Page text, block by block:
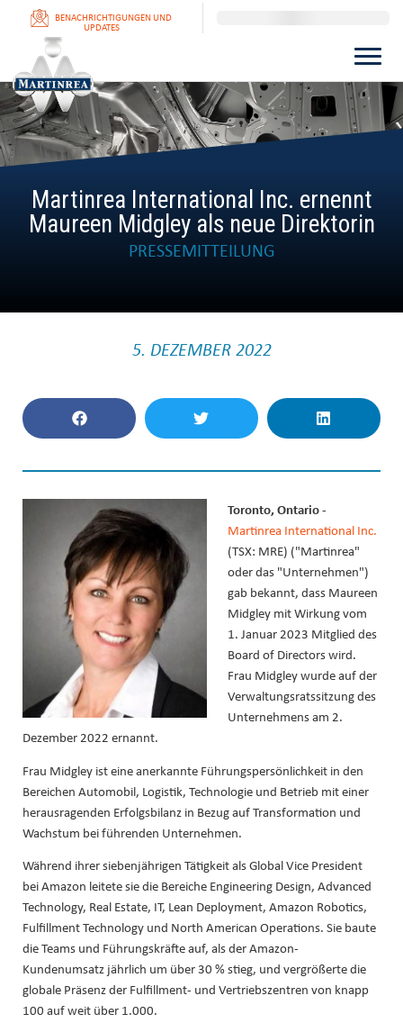
BENACHRICHTIGUNGEN UND
UPDATES
Martinrea International Inc. ernennt
Maureen Midgley als neue Direktorin
PRESSEMITTEILUNG
5. DEZEMBER 2022
Toronto, Ontario -
Martinrea International Inc.
(TSX: MRE) ("Martinrea"
oder das "Unternehmen")
gab bekannt, dass Maureen
Midgley mit Wirkung vom
1. Januar 2023 Mitglied des
Board of Directors wird.
Frau Midgley wurde auf der
Verwaltungsratssitzung des
Unternehmens am 2.
Dezember 2022 ernannt.
Frau Midgley ist eine anerkannte Führungspersönlichkeit in den
Bereichen Automobil, Logistik, Technologie und Betrieb mit einer
herausragenden Erfolgsbilanz in Bezug auf Transformation und
Wachstum bei führenden Unternehmen.
Während ihrer siebenjährigen Tätigkeit als Global Vice President
bei Amazon leitete sie die Bereiche Engineering Design, Advanced
Technology, Real Estate, IT, Lean Deployment, Amazon Robotics,
Fulfillment Technology und North American Operations. Sie baute
die Teams und Führungskräfte auf, als der Amazon-
Kundenumsatz jährlich um über 30 % stieg, und vergrößerte die
globale Präsenz der Fulfillment- und Vertriebszentren von knapp
100 auf weit über 1.000.